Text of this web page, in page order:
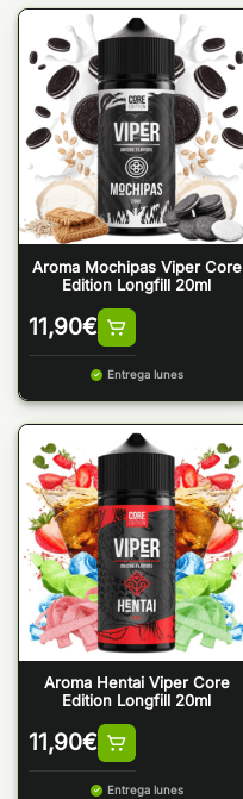
Aroma Mochipas Viper Core
Edition Longfill 20ml
11,90€
Entrega lunes
Aroma Hentai Viper Core
Edition Longfill 20ml
11,90€
Entrega lunes